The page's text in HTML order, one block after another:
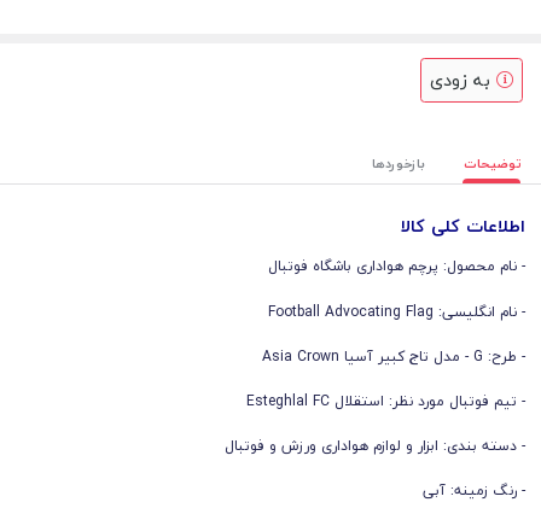
به زودی
توضیحات بازخوردها
اطلاعات کلی کالا
- نام محصول: پرچم هواداری باشگاه فوتبال
- نام انگلیسی: Football Advocating Flag
- طرح: G - مدل تاج کبیر آسیا Asia Crown
- تیم فوتبال مورد نظر: استقلال Esteghlal FC
- دسته بندی: ابزار و لوازم هواداری ورزش و فوتبال
- رنگ زمینه: آبی